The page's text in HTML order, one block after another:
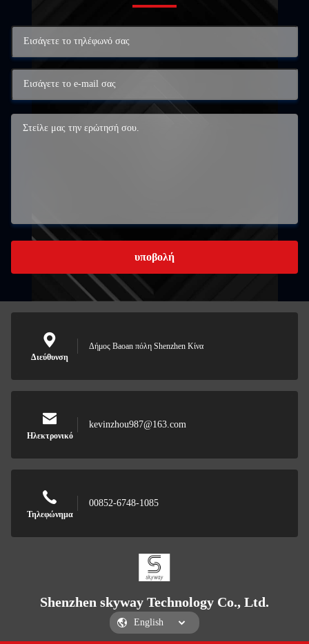
υποβολή
Διεύθυνση
Δήμος Baoan πόλη Shenzhen Κίνα
Ηλεκτρονικό
kevinzhou987@163.com
Τηλεφώνημα
00852-6748-1085
Shenzhen skyway Technology Co., Ltd.